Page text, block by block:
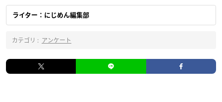
ライター：にじめん編集部
カテゴリ : アンケート